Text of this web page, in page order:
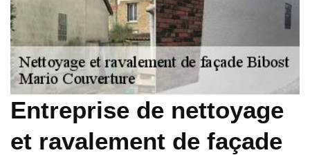
Entreprise de nettoyage
et ravalement de façade